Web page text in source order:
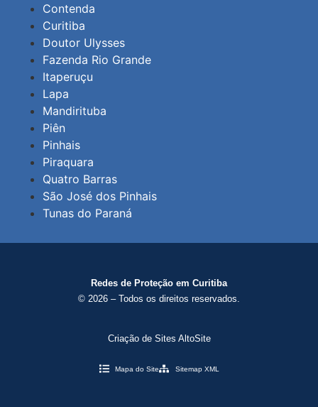
Contenda
Curitiba
Doutor Ulysses
Fazenda Rio Grande
Itaperuçu
Lapa
Mandirituba
Piên
Pinhais
Piraquara
Quatro Barras
São José dos Pinhais
Tunas do Paraná
Redes de Proteção em Curitiba
© 2026 – Todos os direitos reservados.
Criação de Sites AltoSite
Mapa do Site Sitemap XML